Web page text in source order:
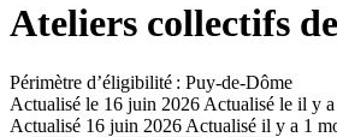
Ateliers collectifs
Périmètre d’éligibilité : Puy-de-Dôme
Actualisé le 16 juin 2026 Actualisé le il y
Actualisé 16 juin 2026 Actualisé il y a 1